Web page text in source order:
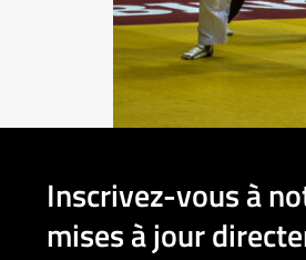
Inscrivez-vous à
mises à jour